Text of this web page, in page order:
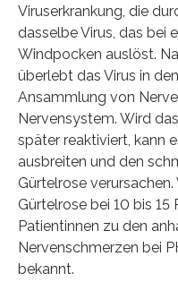
Viruserkrankung, die
dasselbe Virus, das bei
Windpocken auslöst.
überlebt das Virus in
Ansammlung von
Nervensystem. Wird
später reaktiviert, kann
ausbreiten und den
Gürtelrose
Gürtelrose bei 10 bis
Patientinnen zu den
Nervenschmerzen bei
bekannt.